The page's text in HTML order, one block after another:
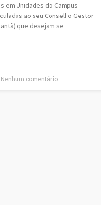
em Unidades do Campus
ao seu Conselho Gestor
que desejam se
Nenhum comentário